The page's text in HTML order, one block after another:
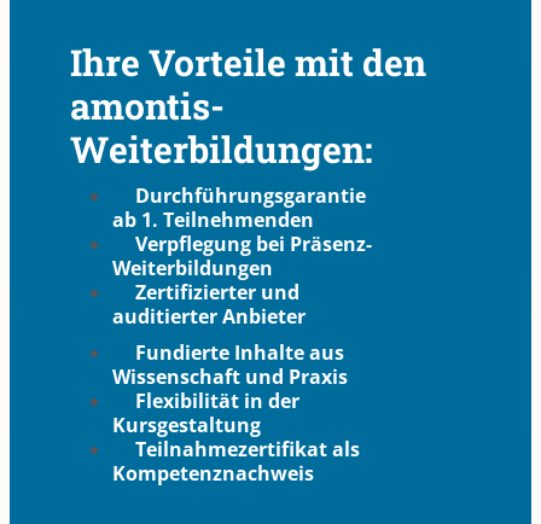
Ihre Vorteile mit den
amontis-
Weiterbildungen:
Durchführungsgarantie
ab 1. Teilnehmenden
Verpflegung bei Präsenz-
Weiterbildungen
Zertifizierter und
auditierter Anbieter
Fundierte Inhalte aus
Wissenschaft und Praxis
Flexibilität in der
Kursgestaltung
Teilnahmezertifikat als
Kompetenznachweis